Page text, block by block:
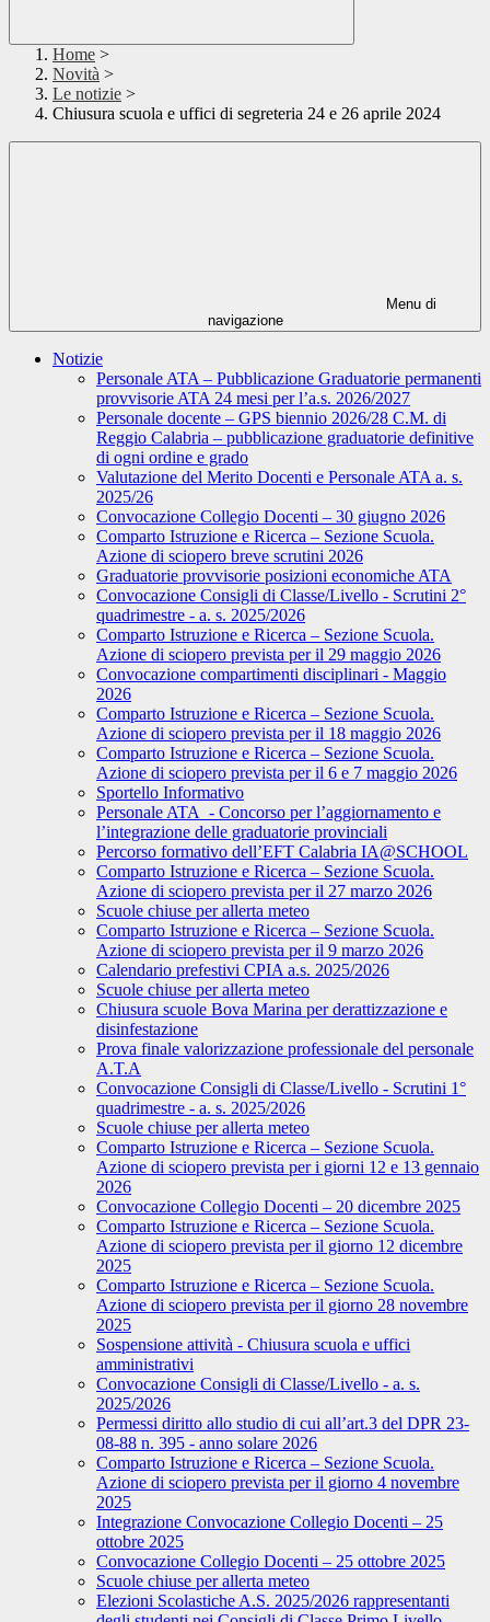
Home >
Novità >
Le notizie >
Chiusura scuola e uffici di segreteria 24 e 26 aprile 2024
Menu di
navigazione
Notizie
Personale ATA – Pubblicazione Graduatorie permanenti
provvisorie ATA 24 mesi per l’a.s. 2026/2027
Personale docente – GPS biennio 2026/28 C.M. di
Reggio Calabria – pubblicazione graduatorie definitive
di ogni ordine e grado
Valutazione del Merito Docenti e Personale ATA a. s.
2025/26
Convocazione Collegio Docenti – 30 giugno 2026
Comparto Istruzione e Ricerca – Sezione Scuola.
Azione di sciopero breve scrutini 2026
Graduatorie provvisorie posizioni economiche ATA
Convocazione Consigli di Classe/Livello - Scrutini 2°
quadrimestre - a. s. 2025/2026
Comparto Istruzione e Ricerca – Sezione Scuola.
Azione di sciopero prevista per il 29 maggio 2026
Convocazione compartimenti disciplinari - Maggio
2026
Comparto Istruzione e Ricerca – Sezione Scuola.
Azione di sciopero prevista per il 18 maggio 2026
Comparto Istruzione e Ricerca – Sezione Scuola.
Azione di sciopero prevista per il 6 e 7 maggio 2026
Sportello Informativo
Personale ATA - Concorso per l’aggiornamento e
l’integrazione delle graduatorie provinciali
Percorso formativo dell’EFT Calabria IA@SCHOOL
Comparto Istruzione e Ricerca – Sezione Scuola.
Azione di sciopero prevista per il 27 marzo 2026
Scuole chiuse per allerta meteo
Comparto Istruzione e Ricerca – Sezione Scuola.
Azione di sciopero prevista per il 9 marzo 2026
Calendario prefestivi CPIA a.s. 2025/2026
Scuole chiuse per allerta meteo
Chiusura scuole Bova Marina per derattizzazione e
disinfestazione
Prova finale valorizzazione professionale del personale
A.T.A
Convocazione Consigli di Classe/Livello - Scrutini 1°
quadrimestre - a. s. 2025/2026
Scuole chiuse per allerta meteo
Comparto Istruzione e Ricerca – Sezione Scuola.
Azione di sciopero prevista per i giorni 12 e 13 gennaio
2026
Convocazione Collegio Docenti – 20 dicembre 2025
Comparto Istruzione e Ricerca – Sezione Scuola.
Azione di sciopero prevista per il giorno 12 dicembre
2025
Comparto Istruzione e Ricerca – Sezione Scuola.
Azione di sciopero prevista per il giorno 28 novembre
2025
Sospensione attività - Chiusura scuola e uffici
amministrativi
Convocazione Consigli di Classe/Livello - a. s.
2025/2026
Permessi diritto allo studio di cui all’art.3 del DPR 23-
08-88 n. 395 - anno solare 2026
Comparto Istruzione e Ricerca – Sezione Scuola.
Azione di sciopero prevista per il giorno 4 novembre
2025
Integrazione Convocazione Collegio Docenti – 25
ottobre 2025
Convocazione Collegio Docenti – 25 ottobre 2025
Scuole chiuse per allerta meteo
Elezioni Scolastiche A.S. 2025/2026 rappresentanti